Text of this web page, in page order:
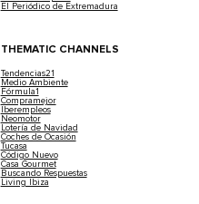
El Periódico de Extremadura
THEMATIC CHANNELS
Tendencias21
Medio Ambiente
Fórmula1
Compramejor
Iberempleos
Neomotor
Lotería de Navidad
Coches de Ocasión
Tucasa
Código Nuevo
Casa Gourmet
Buscando Respuestas
Living Ibiza